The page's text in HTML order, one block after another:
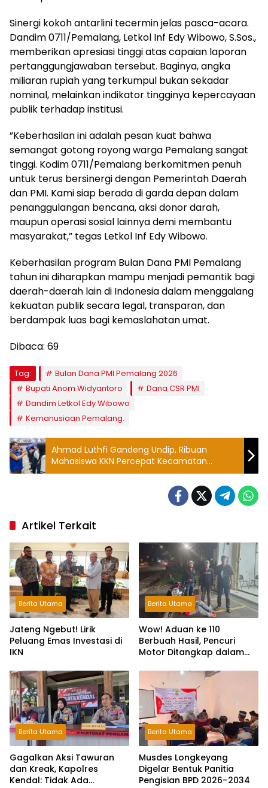
​Sinergi kokoh antarlini tecermin jelas pasca-acara.
Dandim 0711/Pemalang, Letkol Inf Edy Wibowo, S.Sos.,
memberikan apresiasi tinggi atas capaian laporan
pertanggungjawaban tersebut. Baginya, angka
miliaran rupiah yang terkumpul bukan sekadar
nominal, melainkan indikator tingginya kepercayaan
publik terhadap institusi.
​”Keberhasilan ini adalah pesan kuat bahwa
semangat gotong royong warga Pemalang sangat
tinggi. Kodim 0711/Pemalang berkomitmen penuh
untuk terus bersinergi dengan Pemerintah Daerah
dan PMI. Kami siap berada di garda depan dalam
penanggulangan bencana, aksi donor darah,
maupun operasi sosial lainnya demi membantu
masyarakat,” tegas Letkol Inf Edy Wibowo.
​Keberhasilan program Bulan Dana PMI Pemalang
tahun ini diharapkan mampu menjadi pemantik bagi
daerah-daerah lain di Indonesia dalam menggalang
kekuatan publik secara legal, transparan, dan
berdampak luas bagi kemaslahatan umat.
Dibaca: 69
Tag:
Bulan Dana PMI Pemalang 2026
Bupati Anom Widyantoro
Dana CSR PMI
Dandim Letkol Edy Wibowo
Kemanusiaan Pemalang.
Ahmad Luthfi Gandeng Undip, Ribuan
Mahasiswa KKN Percepat Kecamatan
Berdaya Jateng
Artikel Terkait
Berita Utama
Jateng Ngebut! Lirik
Peluang Emas Investasi di
IKN
Berita Utama
Wow! Aduan ke 110
Berbuah Hasil, Pencuri
Motor Ditangkap dalam
Berita Utama
Gagalkan Aksi Tawuran
dan Kreak, Kapolres
Kendal: Tidak Ada
Berita Utama
Musdes Longkeyang
Digelar Bentuk Panitia
Pengisian BPD 2026–2034